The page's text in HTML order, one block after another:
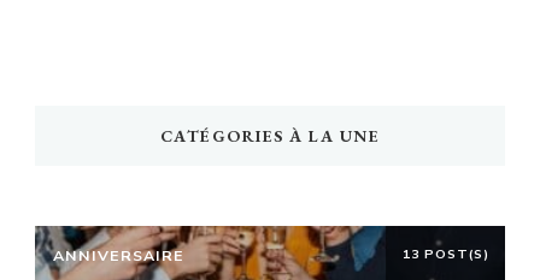
CATÉGORIES À LA UNE
ANNIVERSAIRE 13 POST(S)